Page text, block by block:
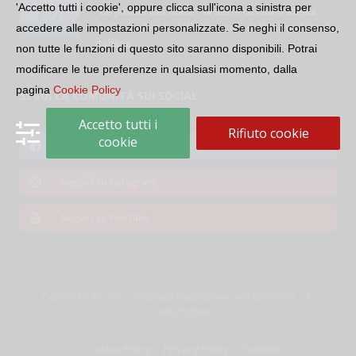
“Le parole del mare”: la serie di video ideata
dall’Accademia della Crusca e dalla Lega Navale
italiana
SEGUI LA COMUNITÀ SUI SOCIAL
Seguici su Facebook
'Accetto tutti i cookie', oppure clicca sull'icona a sinistra per
accedere alle impostazioni personalizzate. Se neghi il consenso,
non tutte le funzioni di questo sito saranno disponibili. Potrai
modificare le tue preferenze in qualsiasi momento, dalla
pagina Cookie Policy
Accetto tutti i
cookie
Rifiuto cookie